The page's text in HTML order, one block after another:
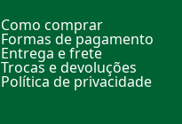
Como comprar
Formas de pagamento
Entrega e frete
Trocas e devoluções
Política de privacidade